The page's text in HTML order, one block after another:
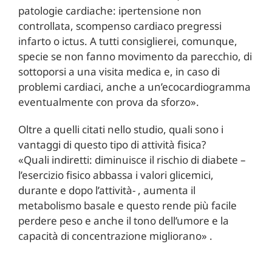
patologie cardiache: ipertensione non
controllata, scompenso cardiaco pregressi
infarto o ictus. A tutti consiglierei, comunque,
specie se non fanno movimento da parecchio, di
sottoporsi a una visita medica e, in caso di
problemi cardiaci, anche a un’ecocardiogramma
eventualmente con prova da sforzo».
Oltre a quelli citati nello studio, quali sono i
vantaggi di questo tipo di attività fisica?
«Quali indiretti: diminuisce il rischio di diabete –
l’esercizio fisico abbassa i valori glicemici,
durante e dopo l’attività- , aumenta il
metabolismo basale e questo rende più facile
perdere peso e anche il tono dell’umore e la
capacità di concentrazione migliorano» .